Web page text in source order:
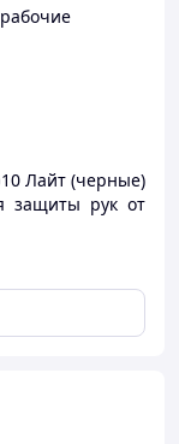
Лайт (черные)
защиты рук от
и повышает